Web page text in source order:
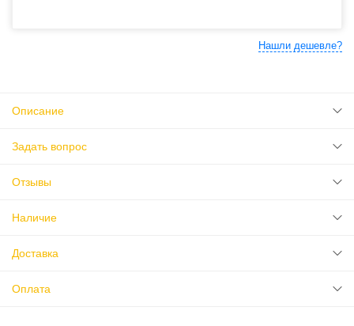
Нашли дешевле?
Описание
Задать вопрос
Отзывы
Наличие
Доставка
Оплата